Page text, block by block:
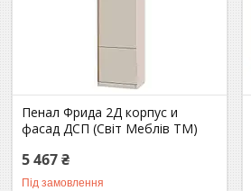
Пенал Фрида 2Д корпус и
фасад ДСП (Світ Меблів TM)
5 467 ₴
Під замовлення